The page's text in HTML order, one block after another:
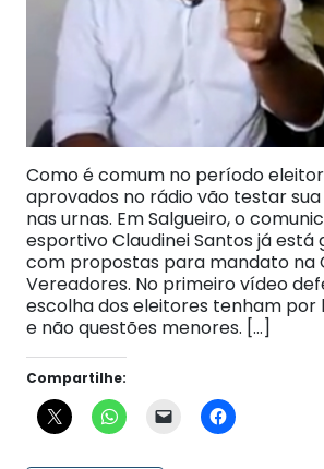
Como é comum no período
aprovados no rádio vão testar
nas urnas. Em Salgueiro, o
esportivo Claudinei Santos já está
com propostas para mandato na
Vereadores. No primeiro vídeo
escolha dos eleitores tenham
e não questões menores. […]
Compartilhe: